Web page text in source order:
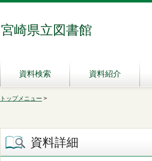
宮崎県立図書館
資料検索 資料紹介
トップメニュー >
資料詳細